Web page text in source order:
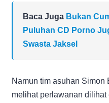
Baca Juga Bukan
Puluhan CD Porno
Swasta Jaksel
Namun tim asuhan Simon
melihat perlawanan